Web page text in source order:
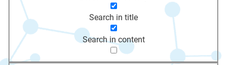
Search in title
Search in content